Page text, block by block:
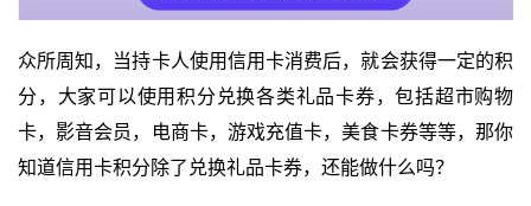
众所周知，当持卡人使用信用卡消费后，就会获得一定的积
分，大家可以使用积分兑换各类礼品卡券，包括超市购物
卡，影音会员，电商卡，游戏充值卡，美食卡券等等，那你
知道信用卡积分除了兑换礼品卡券，还能做什么吗？